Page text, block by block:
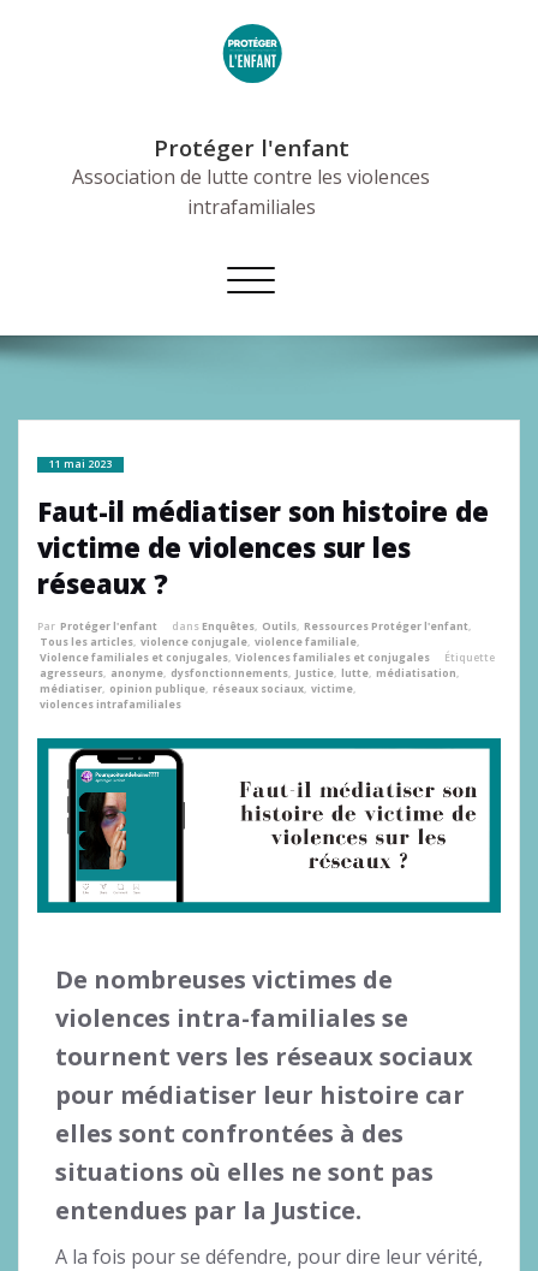
Protéger l'enfant
Association de lutte contre les violences
intrafamiliales
Afficher/masquer
la
11 mai 2023
Faut-il médiatiser son histoire de
victime de violences sur les
réseaux ?
Par Protéger l'enfant dansEnquêtes, Outils, Ressources Protéger l'enfant,
Tous les articles, violence conjugale, violence familiale,
Violence familiales et conjugales, Violences familiales et conjugales
Étiquette
agresseurs, anonyme, dysfonctionnements, Justice, lutte, médiatisation,
médiatiser, opinion publique, réseaux sociaux, victime,
violences intrafamiliales
De nombreuses victimes de
violences intra-familiales se
tournent vers les réseaux sociaux
pour médiatiser leur histoire car
elles sont confrontées à des
situations où elles ne sont pas
entendues par la Justice.
A la fois pour se défendre, pour dire leur vérité,